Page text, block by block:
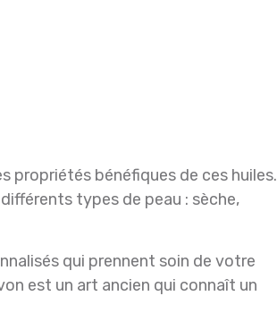
propriétés bénéfiques de ces huiles.
types de peau : sèche,
qui prennent soin de votre
est un art ancien qui connaît un